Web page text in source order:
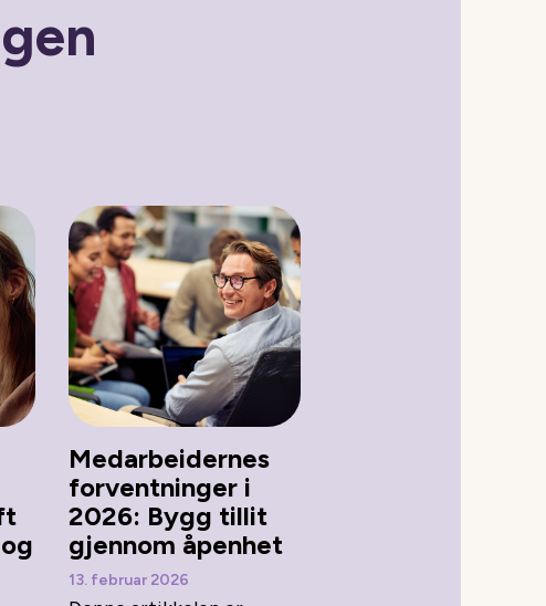
Medarbeidernes
forventninger i
2026: Bygg tillit
gjennom åpenhet
13. februar 2026